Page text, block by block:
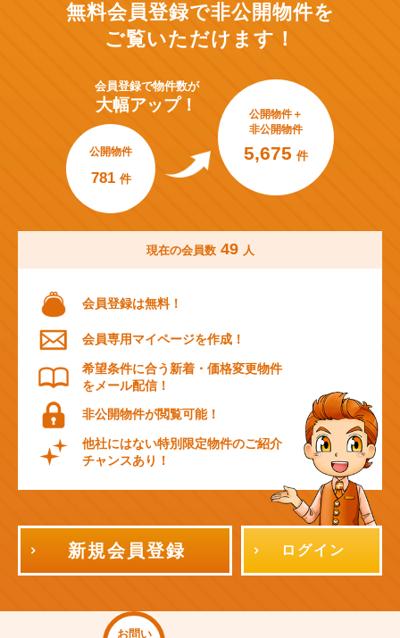
無料会員登録で非公開物件を
ご覧いただけます！
会員登録で物件数が
大幅アップ！
公開物件
781 件
公開物件＋
非公開物件
5,675 件
現在の会員数 49 人
会員登録は無料！
会員専用マイページを作成！
希望条件に合う新着・価格変更物件
をメール配信！
非公開物件が閲覧可能！
他社にはない特別限定物件のご紹介
チャンスあり！
新規会員登録 ログイン
お問い